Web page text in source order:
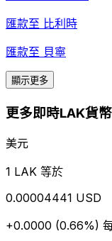
匯款至 比利時
匯款至 貝寧
顯示更多
更多即時LAK貨
美元
1 LAK 等於
0.00004441 USD
+0.0000 (0.66%)